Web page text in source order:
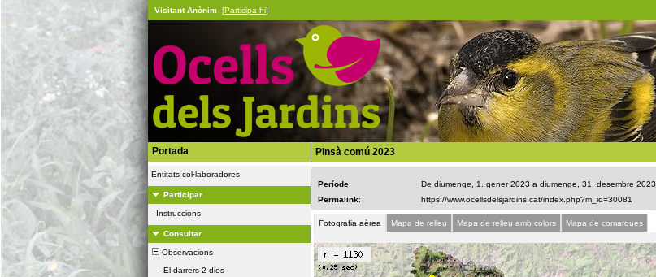
Visitant Anònim [Participa-hi]
Portada
Entitats col·laboradores
Participar
- Instruccions
Consultar
Observacions
- El darrers 2 dies
Pinsà comú 2023
Període:
De diumenge, 1. gener 2023 a diumenge, 31. desembre 2023
Permalink:
Fotografia aèrea Mapa de relleu Mapa de relleu amb colors Mapa de comarques